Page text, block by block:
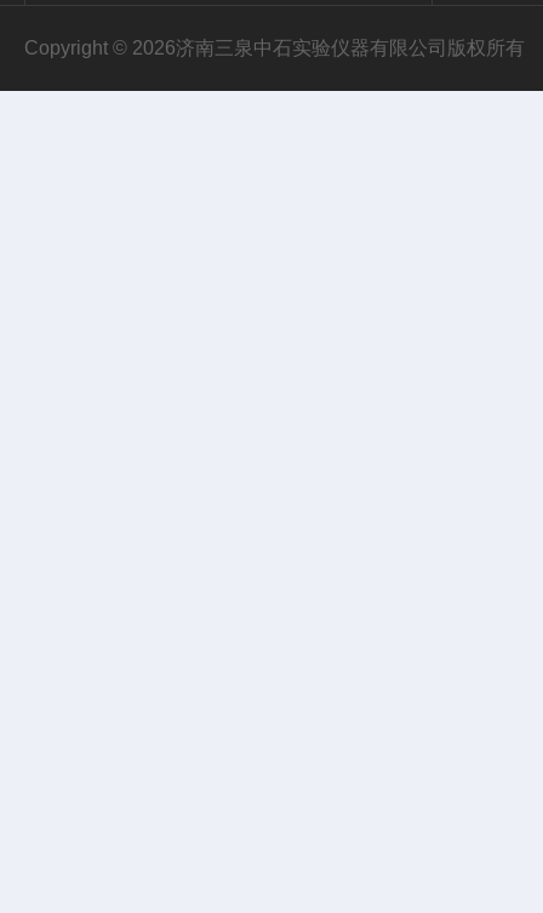
Copyright © 2026济南三泉中石实验仪器有限公司版权所有